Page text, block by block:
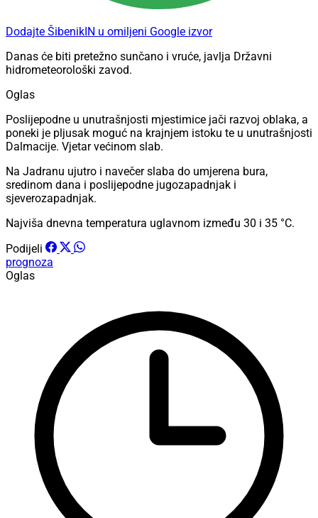
Dodajte ŠibenikIN u omiljeni Google izvor
Danas će biti pretežno sunčano i vruće, javlja Državni
hidrometeorološki zavod.
Oglas
Poslijepodne u unutrašnjosti mjestimice jači razvoj oblaka, a
poneki je pljusak moguć na krajnjem istoku te u unutrašnjosti
Dalmacije. Vjetar većinom slab.
Na Jadranu ujutro i navečer slaba do umjerena bura,
sredinom dana i poslijepodne jugozapadnjak i
sjeverozapadnjak.
Najviša dnevna temperatura uglavnom između 30 i 35 °C.
Podijeli
prognoza
Oglas